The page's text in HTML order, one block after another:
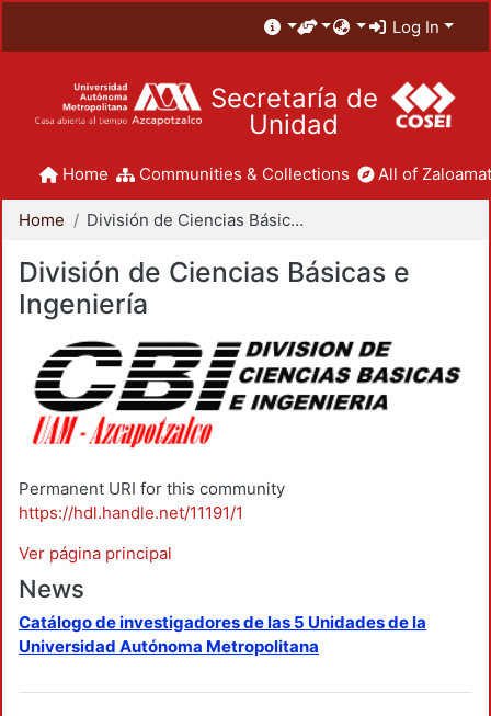
Log In
Secretaría de
Unidad
Home Communities & Collections All of
Home División de Ciencias Básicas e Ingeniería
División de Ciencias Básicas e
Ingeniería
Permanent URI for this community
https://hdl.handle.net/11191/1
Ver página principal
News
Catálogo de investigadores de las 5 Unidades de la
Universidad Autónoma Metropolitana